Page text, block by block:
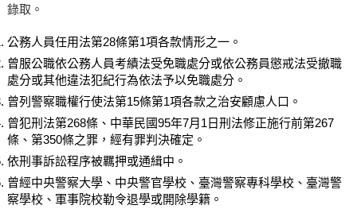
錄取。
公務人員任用法第28條第1項各款情形之一。
曾服公職依公務人員考績法受免職處分或依公務員懲戒法受撤職
處分或其他違法犯紀行為依法予以免職處分。
曾列警察職權行使法第15條第1項各款之治安顧慮人口。
曾犯刑法第268條、中華民國95年7月1日刑法修正施行前第267
條、第350條之罪，經有罪判決確定。
依刑事訴訟程序被羈押或通緝中。
曾經中央警察大學、中央警官學校、臺灣警察專科學校、臺灣警
察學校、軍事院校勒令退學或開除學籍。